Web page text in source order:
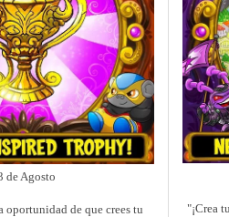
de Agosto
oportunidad de que crees tu
"¡Crea